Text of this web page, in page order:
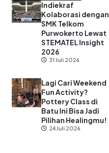
Indiekraf
Kolaborasi dengan
SMK Telkom
Purwokerto Lewat
STEMATEL Insight
2026
31 Juli 2026
Lagi Cari Weekend
Fun Activity?
Pottery Class di
Batu Ini Bisa Jadi
Pilihan Healingmu!
24 Juli 2026